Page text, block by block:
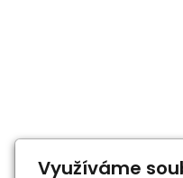
Využíváme